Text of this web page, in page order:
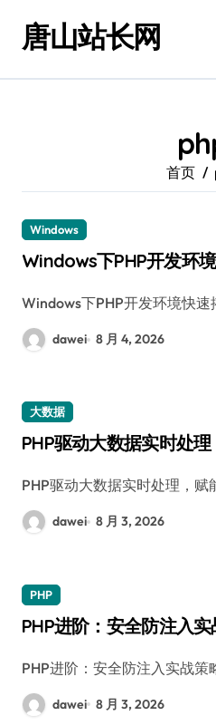
唐山站长网
首页
Windows
Windows下PHP开发环
Windows下PHP开发环境快
dawei 8 月 4, 2026
大数据
PHP驱动大数据实时处
PHP驱动大数据实时处理，
dawei 8 月 3, 2026
PHP
PHP进阶：安全防注入
PHP进阶：安全防注入实战策
dawei 8 月 3, 2026